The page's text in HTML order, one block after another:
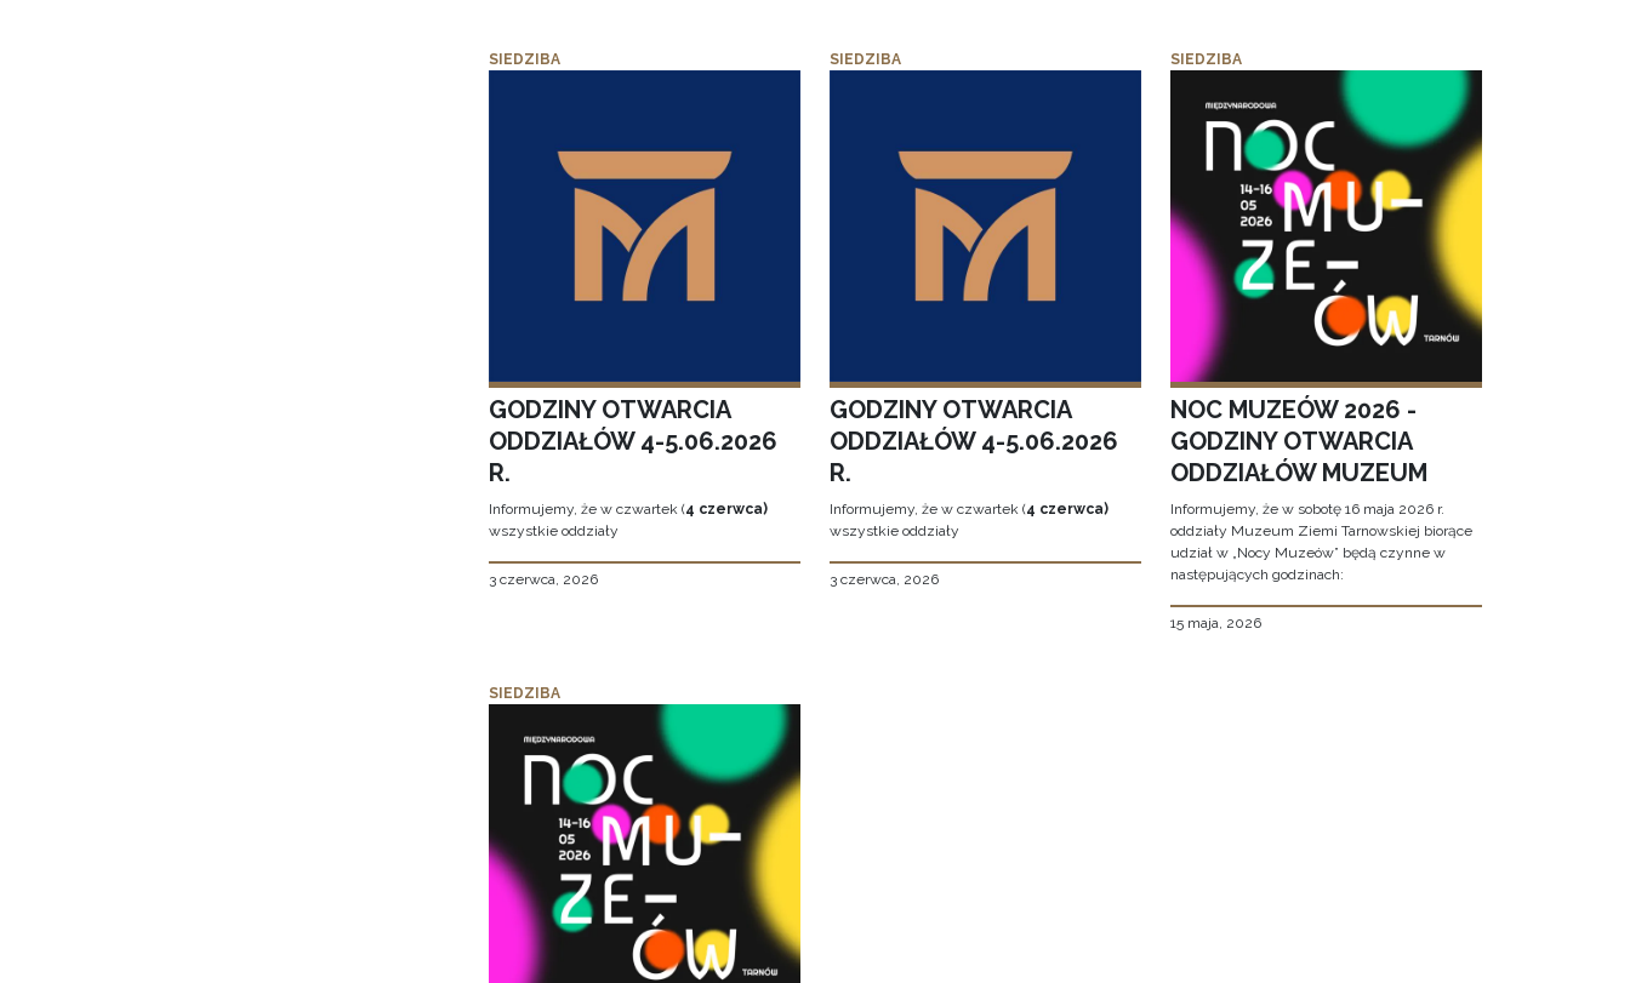
SIEDZIBA
GODZINY OTWARCIA
ODDZIAŁÓW 4-5.06.2026
R.
Informujemy, że w czwartek (4 czerwca)
wszystkie oddziały
3 czerwca, 2026
SIEDZIBA
GODZINY OTWARCIA
ODDZIAŁÓW 4-5.06.2026
R.
Informujemy, że w czwartek (4 czerwca)
wszystkie oddziały
3 czerwca, 2026
SIEDZIBA
NOC MUZEÓW 2026 -
GODZINY OTWARCIA
ODDZIAŁÓW MUZEUM
Informujemy, że w sobotę 16 maja 2026 r.
oddziały Muzeum Ziemi Tarnowskiej biorące
udział w „Nocy Muzeów” będą czynne w
następujących godzinach:
15 maja, 2026
SIEDZIBA